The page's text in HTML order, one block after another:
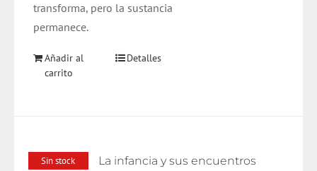
transforma, pero la sustancia
permanece.
Añadir al
carrito
Detalles
Sin stock La infancia y sus encuentros